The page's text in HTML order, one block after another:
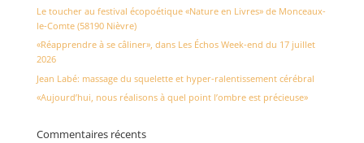
Le toucher au festival écopoétique «Nature en Livres» de Monceaux-
le-Comte (58190 Nièvre)
«Réapprendre à se câliner», dans Les Échos Week-end du 17 juillet
2026
Jean Labé: massage du squelette et hyper-ralentissement cérébral
«Aujourd’hui, nous réalisons à quel point l’ombre est précieuse»
Commentaires récents